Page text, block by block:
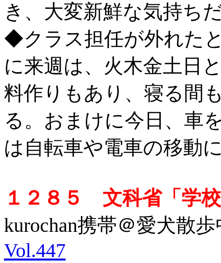
き、大変新鮮な気持ち
◆クラス担任が外れた
に来週は、火木金土日
料作りもあり、寝る間
る。おまけに今日、車
は自転車や電車の移動
１２８５ 文科省「学
kurochan携帯＠愛犬
Vol.447